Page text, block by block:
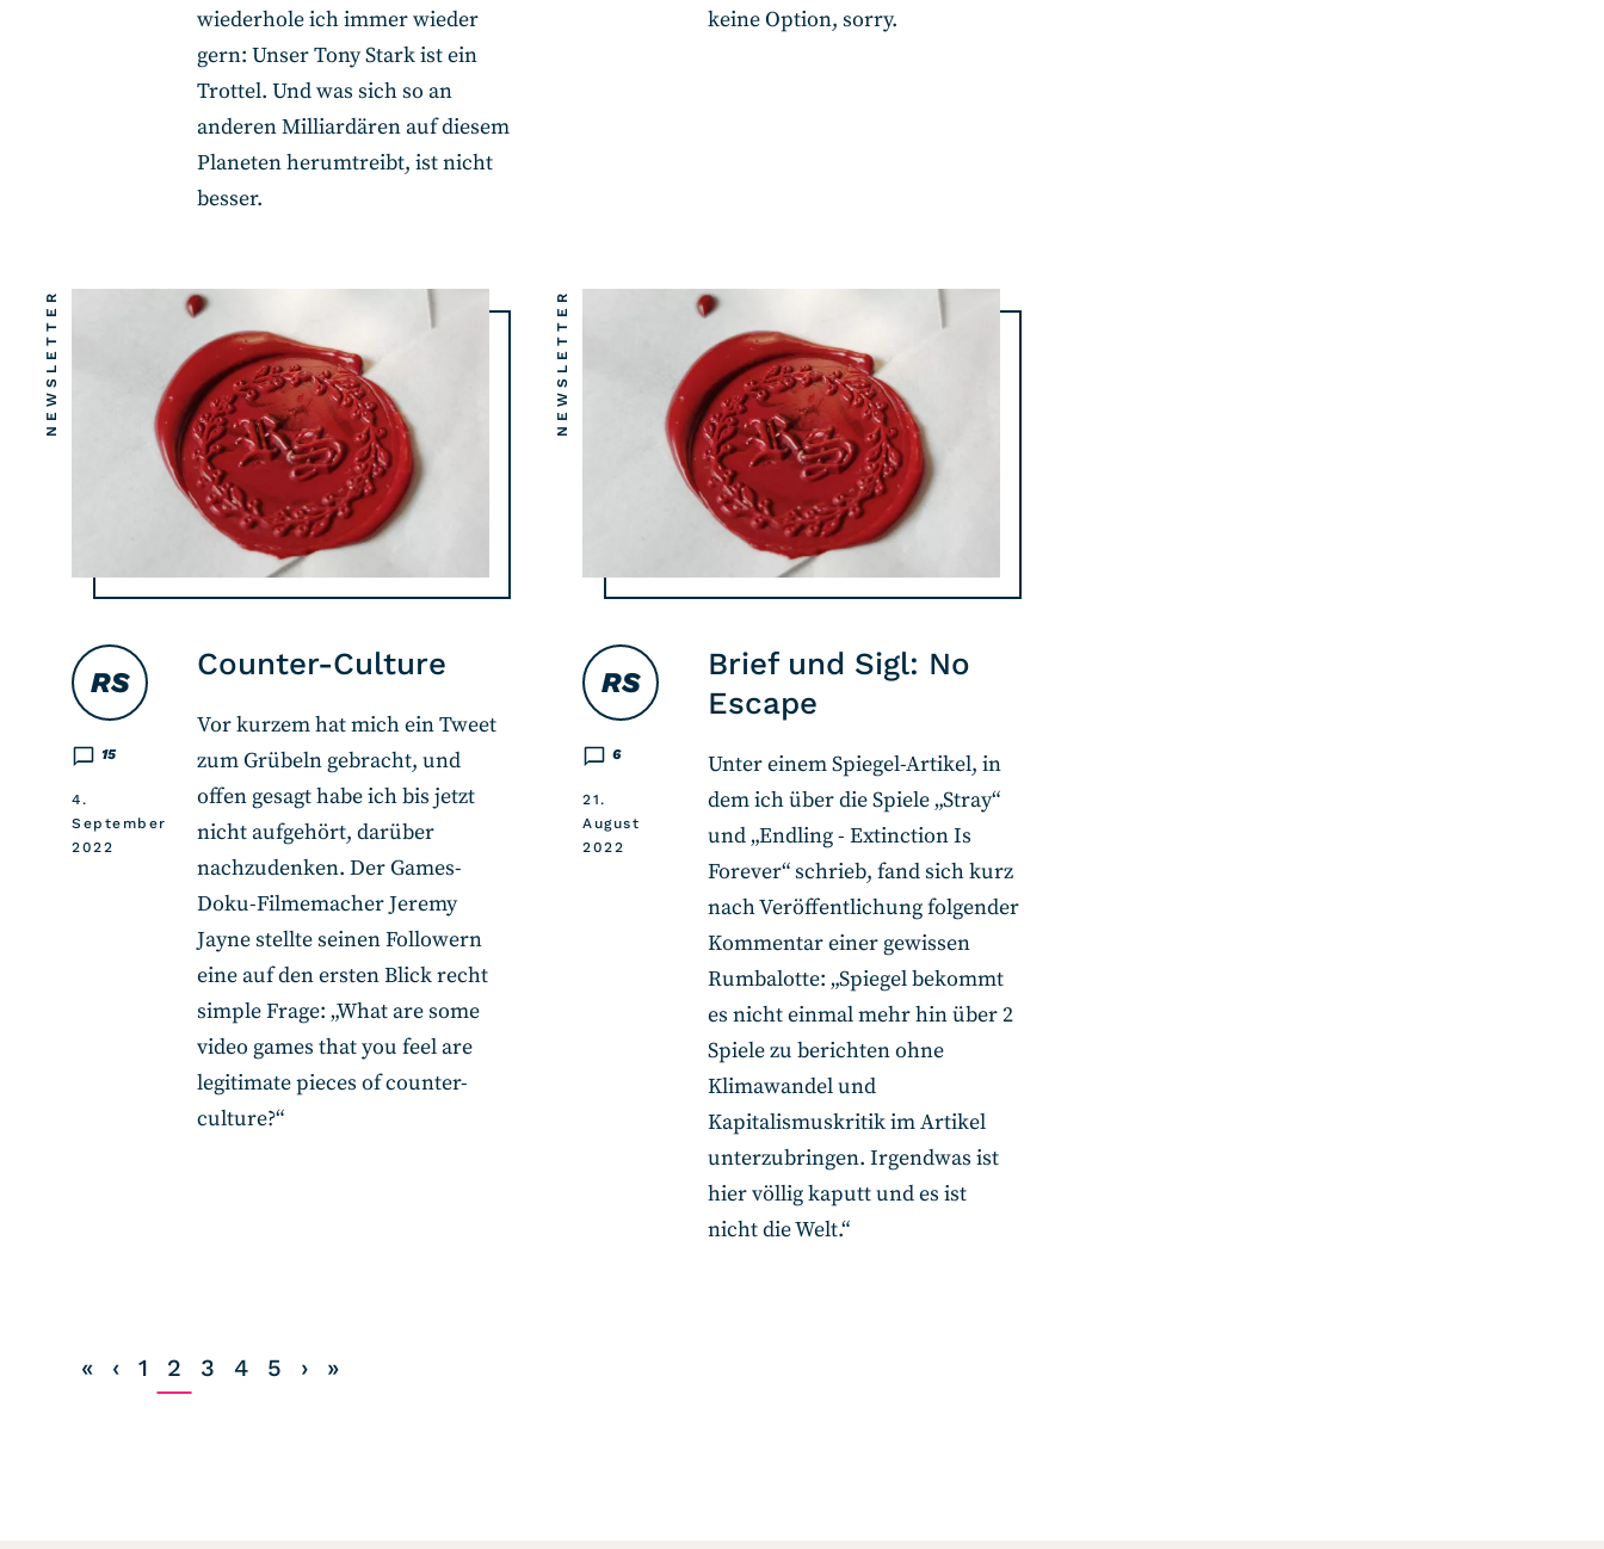
wiederhole ich immer wieder
gern: Unser Tony Stark ist ein
Trottel. Und was sich so an
anderen Milliardären auf diesem
Planeten herumtreibt, ist nicht
besser.
keine Option, sorry.
Counter-Culture
NEWSLETTER
RS
15
4.
September
2022
Vor kurzem hat mich ein Tweet
zum Grübeln gebracht, und
offen gesagt habe ich bis jetzt
nicht aufgehört, darüber
nachzudenken. Der Games-
Doku-Filmemacher Jeremy
Jayne stellte seinen Followern
eine auf den ersten Blick recht
simple Frage: „What are some
video games that you feel are
legitimate pieces of counter-
culture?“
Brief und Sigl: No
Escape
NEWSLETTER
RS
6
21.
August
2022
Unter einem Spiegel-Artikel, in
dem ich über die Spiele „Stray“
und „Endling - Extinction Is
Forever“ schrieb, fand sich kurz
nach Veröffentlichung folgender
Kommentar einer gewissen
Rumbalotte: „Spiegel bekommt
es nicht einmal mehr hin über 2
Spiele zu berichten ohne
Klimawandel und
Kapitalismuskritik im Artikel
unterzubringen. Irgendwas ist
hier völlig kaputt und es ist
nicht die Welt.“
« ‹ 1 2 3 4 5 › »